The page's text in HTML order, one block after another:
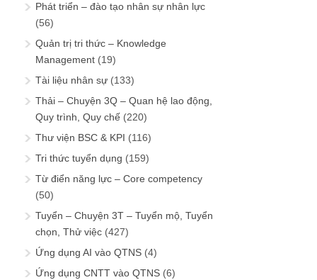
Phát triển – đào tạo nhân sự nhân lực
(56)
Quản trị tri thức – Knowledge
Management (19)
Tài liệu nhân sự (133)
Thải – Chuyện 3Q – Quan hệ lao động,
Quy trình, Quy chế (220)
Thư viện BSC & KPI (116)
Tri thức tuyển dụng (159)
Từ điển năng lực – Core competency
(50)
Tuyển – Chuyện 3T – Tuyển mộ, Tuyển
chọn, Thử việc (427)
Ứng dụng AI vào QTNS (4)
Ứng dụng CNTT vào QTNS (6)